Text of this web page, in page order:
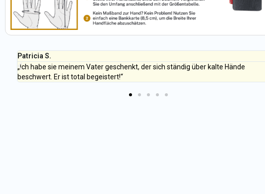
Patricia S.
„Ich habe sie meinem Vater geschenkt, der sich ständig über kalte Hände
beschwert. Er ist total begeistert!“